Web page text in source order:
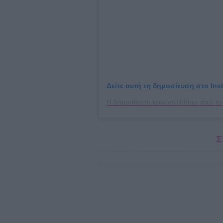
Δείτε αυτή τη δημοσίευση στο